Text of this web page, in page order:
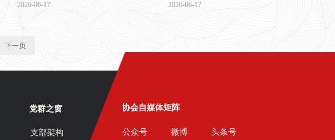
2026-06-17 2026-06-17
下一页
支部架构
党群之窗 协会自媒体矩阵
公众号 微博 头条号